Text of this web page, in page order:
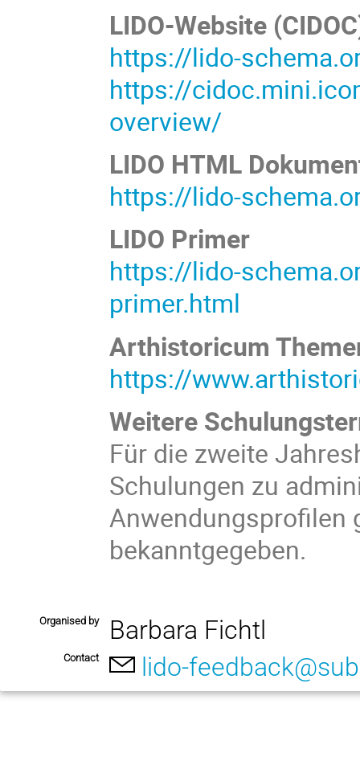
LIDO-Website
https://lido-
https://
overview/
LIDO HTML
https://lido-
LIDO Primer
https://lido-
primer.html
Arthistoricum
https://
Weitere
Für die zweite
Schulungen zu
Anwendungsprofilen
bekanntgegeben.
Organised by Barbara Fichtl
Contact lido-